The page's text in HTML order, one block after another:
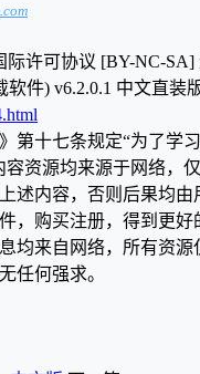
许可协议 [BY-NC-SA]
件) v6.2.0.1 中文直装版
第十七条规定“为了
资源均来源于网络
述内容，否则后果均
，购买注册，得到更好
均来自网络，所有资
任何强求。